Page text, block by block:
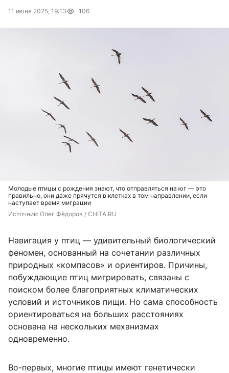
11 июня 2025, 19:13 106
Молодые птицы с рождения знают, что отправляться на юг — это
правильно, они даже прячутся в клетках в том направлении, если
наступает время миграции
Источник: Олег Фёдоров / CHITA.RU
Навигация у птиц — удивительный биологический
феномен, основанный на сочетании различных
природных «компасов» и ориентиров. Причины,
побуждающие птиц мигрировать, связаны с
поиском более благоприятных климатических
условий и источников пищи. Но сама способность
ориентироваться на больших расстояниях
основана на нескольких механизмах
одновременно.
Во-первых, многие птицы имеют генетически